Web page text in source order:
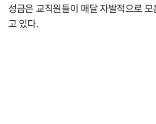
성금은 교직원들이 매달 자발적으로
고 있다.